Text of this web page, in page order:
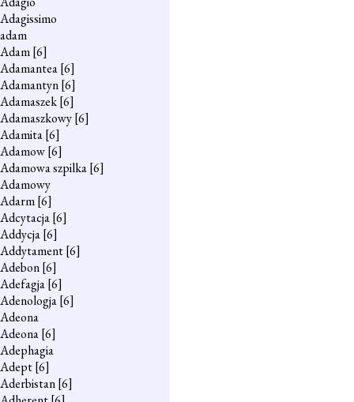
Adagissimo
adam
Adam[6]
Adamantea[6]
Adamantyn[6]
Adamaszek[6]
Adamaszkowy[6]
Adamita[6]
Adamow[6]
Adamowa szpilka[6]
Adamowy
Adarm[6]
Adcytacja[6]
Addycja[6]
Addytament[6]
Adebon[6]
Adefagja[6]
Adenologja[6]
Adeona
Adeona[6]
Adephagia
Adept[6]
Aderbistan[6]